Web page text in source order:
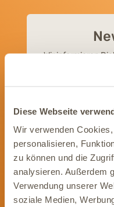
Diese Webseite
Wir verwenden
personalisieren,
zu können und die
analysieren. Außerdem
Verwendung unserer
soziale Medien,
Wir informieren
und Angeboten
Werde Teil